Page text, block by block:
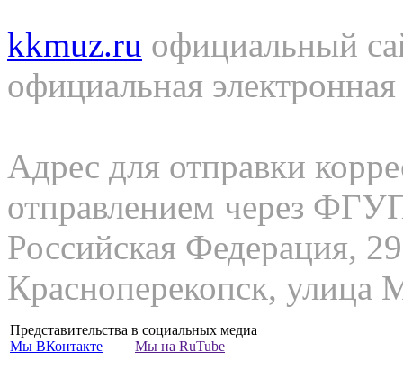
kkmuz.ru официальный
официальная
Адрес для отправки
отправлением через
Российская Федерация,
Красноперекопск, улица
Представительства в социальных медиа
Мы ВКонтакте Мы на RuTube